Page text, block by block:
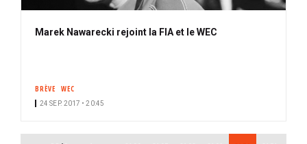
Marek Nawarecki rejoint la FIA et le WEC
BRÈVE WEC
24 SEP. 2017 • 20:45